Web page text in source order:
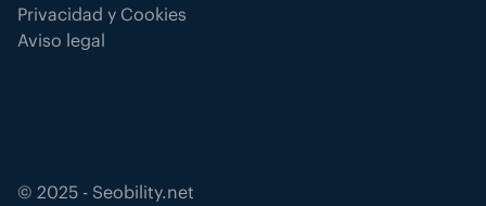
Privacidad y Cookies
Aviso legal
© 2025 - Seobility.net